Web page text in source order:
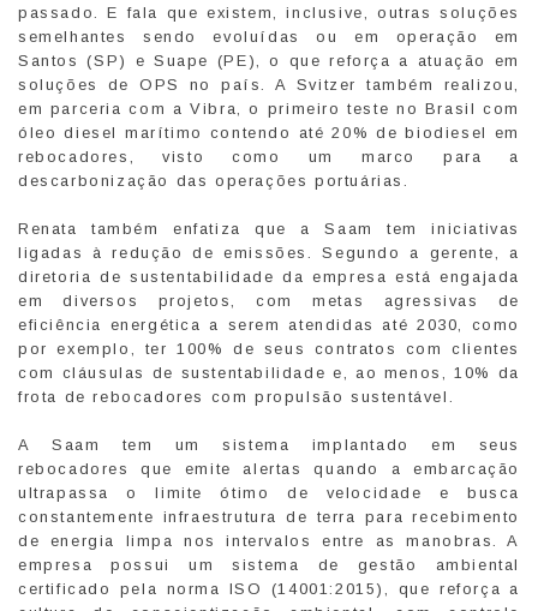
passado. E fala que existem, inclusive, outras soluções
semelhantes sendo evoluídas ou em operação em
Santos (SP) e Suape (PE), o que reforça a atuação em
soluções de OPS no país. A Svitzer também realizou,
em parceria com a Vibra, o primeiro teste no Brasil com
óleo diesel marítimo contendo até 20% de biodiesel em
rebocadores, visto como um marco para a
descarbonização das operações portuárias.
Renata também enfatiza que a Saam tem iniciativas
ligadas à redução de emissões. Segundo a gerente, a
diretoria de sustentabilidade da empresa está engajada
em diversos projetos, com metas agressivas de
eficiência energética a serem atendidas até 2030, como
por exemplo, ter 100% de seus contratos com clientes
com cláusulas de sustentabilidade e, ao menos, 10% da
frota de rebocadores com propulsão sustentável.
A Saam tem um sistema implantado em seus
rebocadores que emite alertas quando a embarcação
ultrapassa o limite ótimo de velocidade e busca
constantemente infraestrutura de terra para recebimento
de energia limpa nos intervalos entre as manobras. A
empresa possui um sistema de gestão ambiental
certificado pela norma ISO (14001:2015), que reforça a